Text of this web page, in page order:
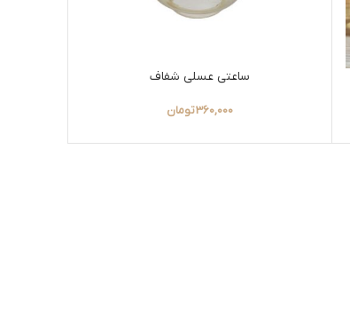
ساعتی عسلی شفاف
360,000تومان